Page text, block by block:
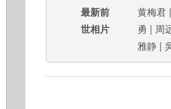
最新前
世相片
黄梅君
勇 | 周
雅静 |